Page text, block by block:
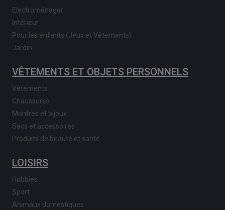
Electroménager
Intérieur
Pour les enfants (Jeux et Vêtements)
Jardin
VÊTEMENTS ET OBJETS PERSONNELS
Vêtements
Chaussures
Montres et bijoux
Sacs et accessoires
Produits de beauté et santé
LOISIRS
Hobbies
Sport
Animaux domestiques